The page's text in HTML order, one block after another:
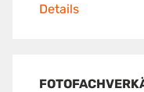
Details